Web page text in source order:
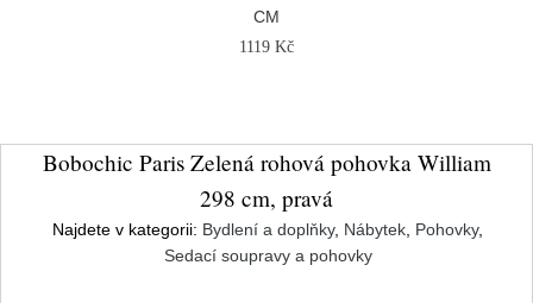
CM
1119 Kč
Bobochic Paris Zelená rohová pohovka William
298 cm, pravá
Najdete v kategorii: Bydlení a doplňky, Nábytek Pohovky,
Sedací soupravy a pohovky